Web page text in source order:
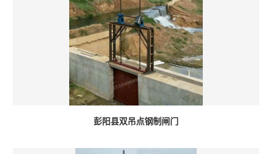
彭阳县双吊点钢制闸门